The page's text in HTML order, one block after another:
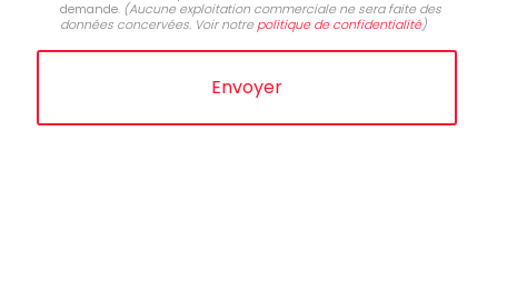
demande. (Aucune exploitation commerciale ne sera faite des
données concervées. Voir notre politique de confidentialité)